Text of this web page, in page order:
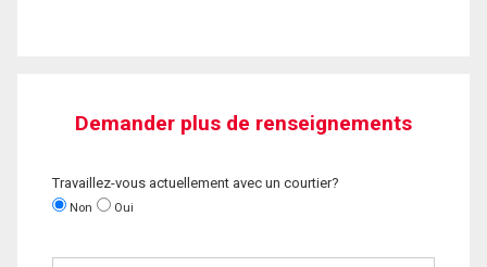
Demander plus de renseignements
Travaillez-vous actuellement avec un courtier?
Non Oui